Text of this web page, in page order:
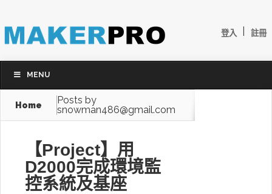
登入 註冊
MENU
Home
Posts by
snowman486@gmail.com
【Project】用
D2000完成環境監
控系統及基座